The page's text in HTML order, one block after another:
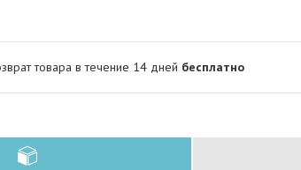
товара в течение 14 дней бесплатно